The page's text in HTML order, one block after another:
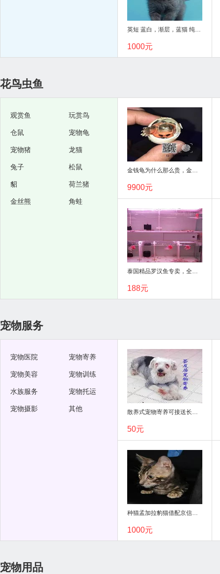
大麦町犬
英短 蓝白，渐层，蓝猫 纯白 多只 包健康可上门
1000元
花鸟虫鱼
观赏鱼 玩赏鸟
仓鼠 宠物龟
宠物猪 龙猫
兔子 松鼠
貂 荷兰猪
金丝熊 角蛙
金钱龟为什么那么贵，金钱龟苗种一只多少钱
9900元
泰国精品罗汉鱼专卖，全国顺丰包邮
188元
宠物服务
宠物医院 宠物寄养
宠物美容 宠物训练
水族服务 宠物托运
宠物摄影 其他 散养式宠物寄养可接送长期短期均可
50元
种猫孟加拉豹猫借配京信猫舍TICA会员
1000元
宠物用品